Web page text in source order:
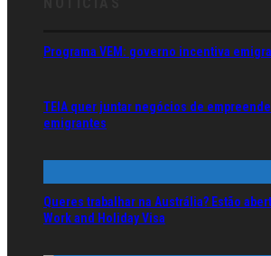
Programa VEM: governo incentiva
TEIA quer juntar negócios de
emigrantes
Queres trabalhar na Austrália? Estão
Work and Holiday Visa